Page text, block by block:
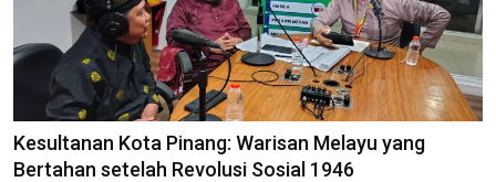
Kesultanan Kota Pinang: Warisan Melayu yang
Bertahan setelah Revolusi Sosial 1946